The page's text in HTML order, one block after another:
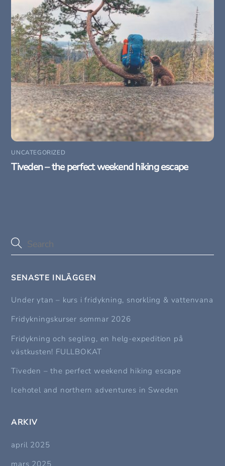
UNCATEGORIZED
Tiveden – the perfect weekend hiking escape
SENASTE INLÄGGEN
Under ytan – kurs i fridykning, snorkling & vattenvana
Fridykningskurser sommar 2026
Fridykning och segling, en helg-expedition på
västkusten! FULLBOKAT
Tiveden – the perfect weekend hiking escape
Icehotel and northern adventures in Sweden
ARKIV
april 2025
mars 2025